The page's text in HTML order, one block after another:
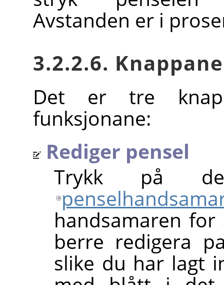
Avstanden er i
3.2.2.6.
Det er tre
funksjonane:
Rediger pensel
Trykk på
handsamaren
berre redigera
slike du har lagt